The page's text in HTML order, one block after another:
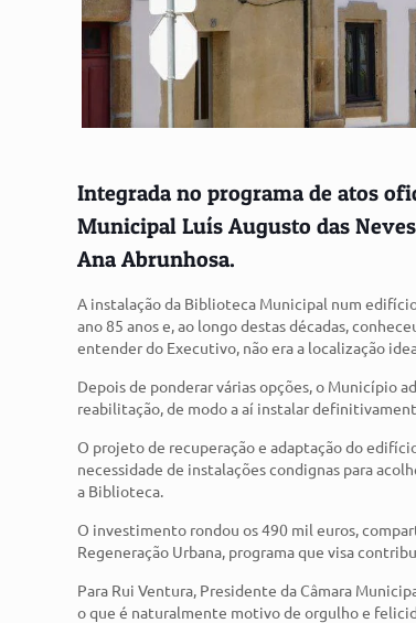
Integrada no programa de atos
Municipal Luís Augusto das
Ana Abrunhosa.
A instalação da Biblioteca Municipal num
ano 85 anos e, ao longo destas décadas,
entender do Executivo, não era a localização
Depois de ponderar várias opções, o Município
reabilitação, de modo a aí instalar
O projeto de recuperação e adaptação do
necessidade de instalações condignas para
a Biblioteca.
O investimento rondou os 490 mil euros,
Regeneração Urbana, programa que visa
Para Rui Ventura, Presidente da Câmara
o que é naturalmente motivo de orgulho e